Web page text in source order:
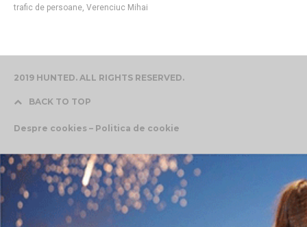
trafic de persoane, Verenciuc Mihai
2019 HUNTED. ALL RIGHTS RESERVED.
BACK TO TOP
Despre cookies – Politica de cookie